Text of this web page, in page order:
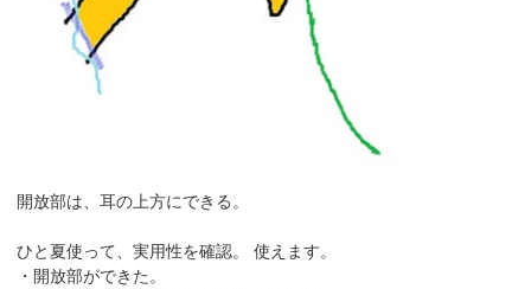
開放部は、耳の上方にできる。
ひと夏使って、実用性を確認。 使えます。
・開放部ができた。